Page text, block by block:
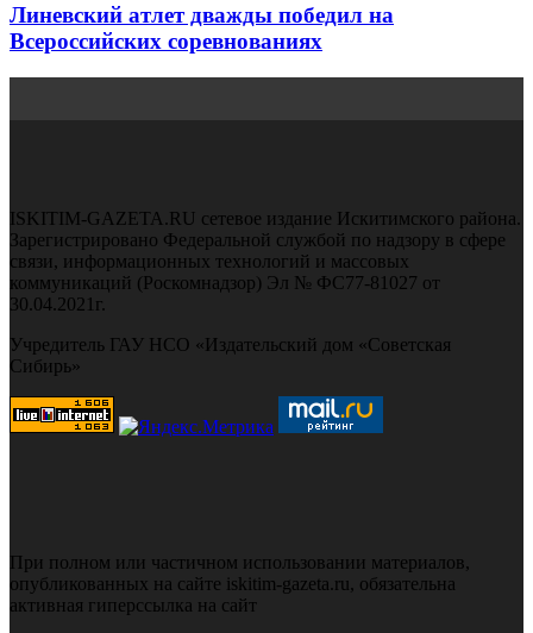
Линевский атлет дважды победил на
Всероссийских соревнованиях
ISKITIM-GAZETA.RU сетевое издание Искитимского района.
Зарегистрировано Федеральной службой по надзору в сфере
связи, информационных технологий и массовых
коммуникаций (Роскомнадзор) Эл № ФС77-81027 от
30.04.2021г.
Учредитель ГАУ НСО «Издательский дом «Советская
Сибирь»
При полном или частичном использовании материалов,
опубликованных на сайте iskitim-gazeta.ru, обязательна
активная гиперссылка на сайт